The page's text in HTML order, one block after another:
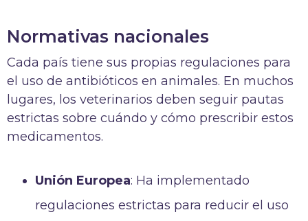
Normativas nacionales
Cada país tiene sus propias regulaciones para
el uso de antibióticos en animales. En muchos
lugares, los veterinarios deben seguir pautas
estrictas sobre cuándo y cómo prescribir estos
medicamentos.
Unión Europea: Ha implementado
regulaciones estrictas para reducir el uso